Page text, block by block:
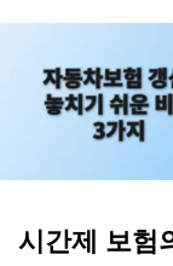
시간제 보험